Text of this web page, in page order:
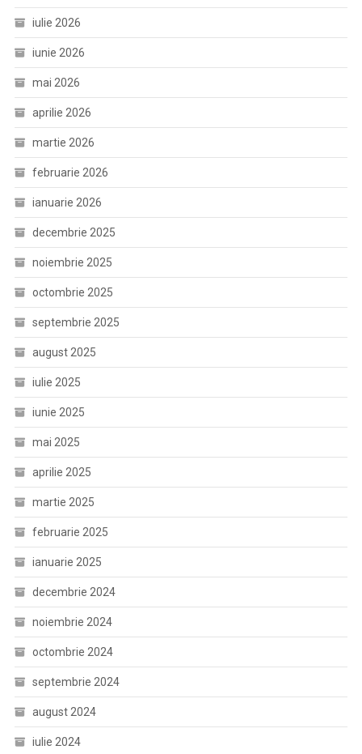
iulie 2026
iunie 2026
mai 2026
aprilie 2026
martie 2026
februarie 2026
ianuarie 2026
decembrie 2025
noiembrie 2025
octombrie 2025
septembrie 2025
august 2025
iulie 2025
iunie 2025
mai 2025
aprilie 2025
martie 2025
februarie 2025
ianuarie 2025
decembrie 2024
noiembrie 2024
octombrie 2024
septembrie 2024
august 2024
iulie 2024